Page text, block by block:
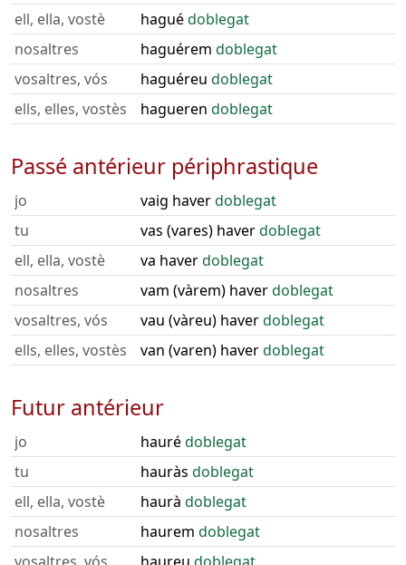
ell, ella, vostè
haguédoblegat
nosaltres
haguérem doblegat
vosaltres, vós
haguéreu doblegat
ells, elles, vostès
hagueren doblegat
Passé antérieur périphrastique
jo vaig haverdoblegat
tu
vas (vares) haverdoblegat
ell, ella, vostè
va haverdoblegat
nosaltres
vam (vàrem) haverdoblegat
vosaltres, vós
vau (vàreu) haverdoblegat
ells, elles, vostès
van (varen) haverdoblegat
Futur antérieur
jo haurédoblegat
tu
hauràs doblegat
ell, ella, vostè
haurà doblegat
nosaltres
haurem doblegat